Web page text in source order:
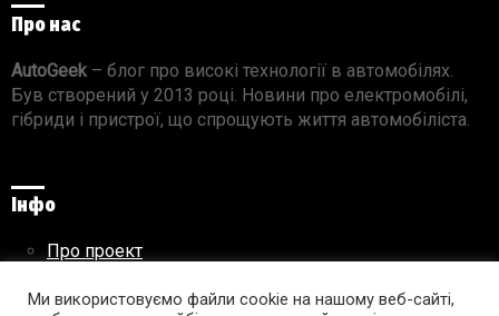
Про нас
AutoGeek – блог про високі технології в автомобілях.
Був створений у 2013 році. Новини про електромобілі,
гібриди і пристрої, що спрощують життя автомобіліста.
Інфо
Про проект
Правила використання матеріалів
Ми використовуємо файли cookie на нашому веб-сайті,